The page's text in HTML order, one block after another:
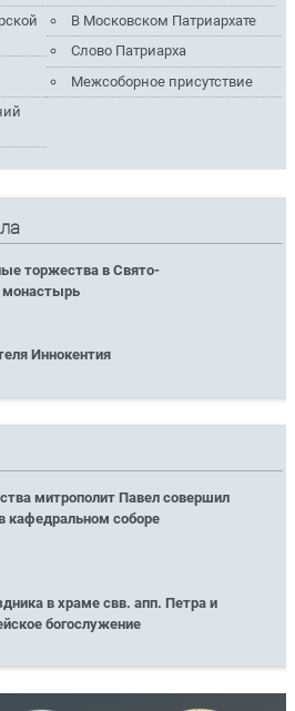
В Московском Патриархате
Слово Патриарха
Межсоборное присутствие
торжества в Свято-
Иннокентия
митрополит Павел совершил
кафедральном соборе
в храме свв. апп. Петра и
богослужение